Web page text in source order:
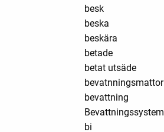
besk
beska
beskära
betade
betat utsäde
bevatnningsmattor
bevattning
Bevattningssystem
bi